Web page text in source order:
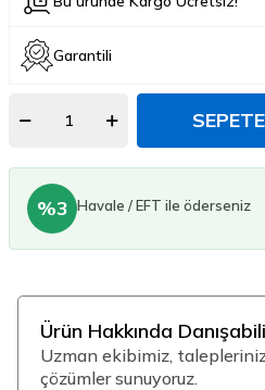
Garantili
%3 Havale / EFT ile öderseniz
Ürün Hakkında
Uzman ekibimiz,
çözümler sunuyoruz.